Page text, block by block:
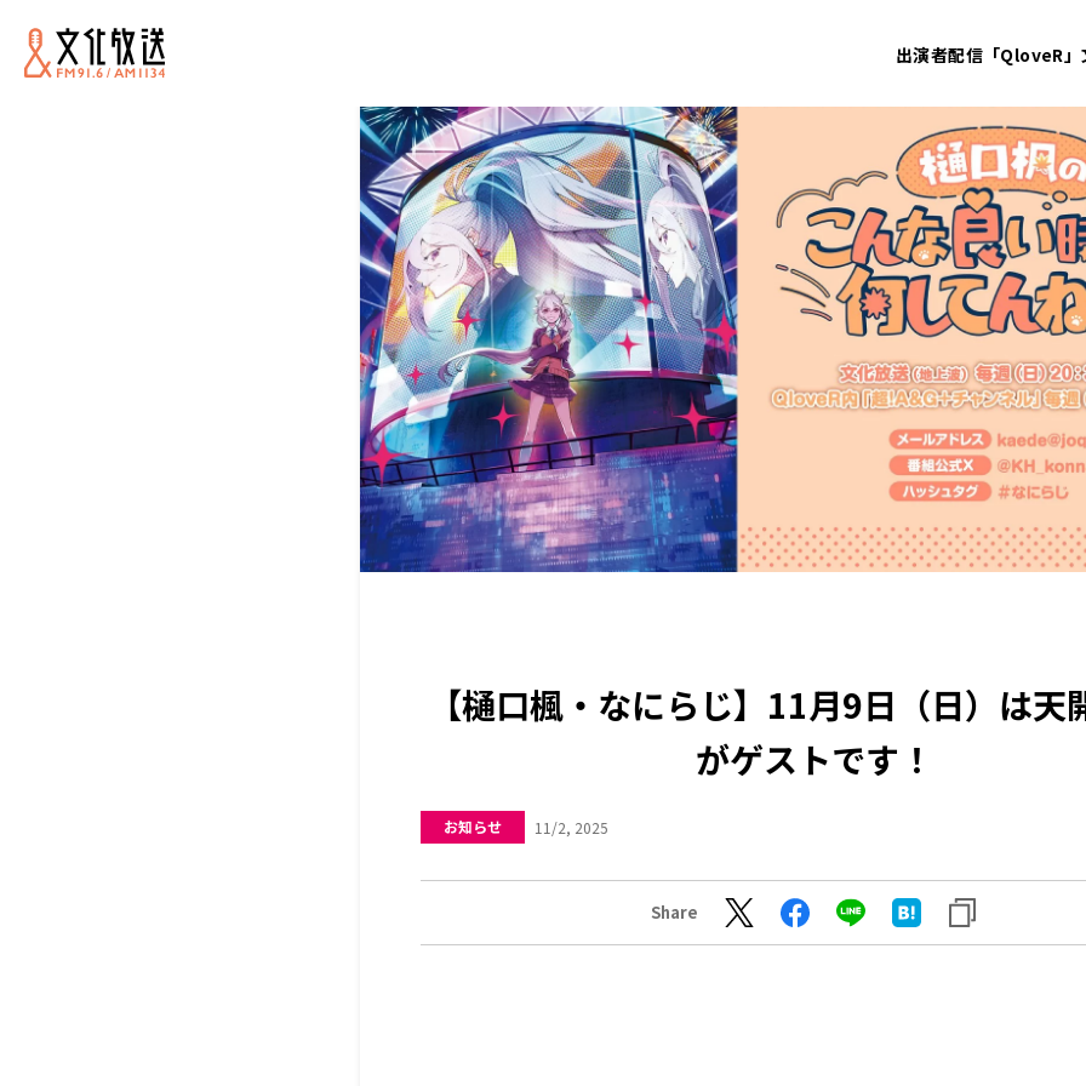
出演者配信「QloveR」
【樋口楓・なにらじ】11月9日（日）は天
がゲストです！
お知らせ 11/2, 2025
Share